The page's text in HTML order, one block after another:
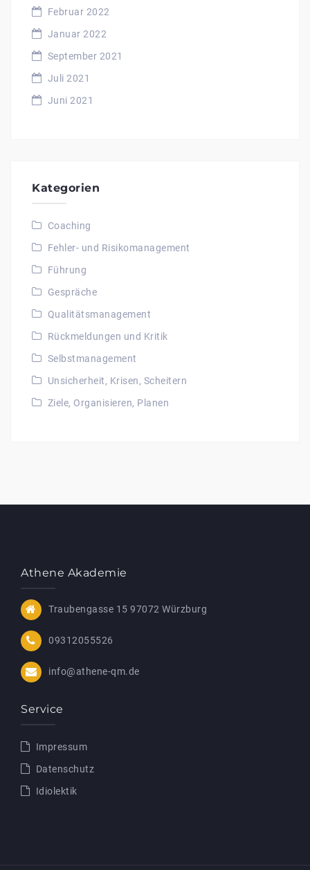
Februar 2022
Januar 2022
September 2021
Juli 2021
Juni 2021
Kategorien
Coaching
Fehler- und Risikomanagement
Führung
Gespräche
Qualitätsmanagement
Rückmeldungen und Kritik
Selbstmanagement
Unsicherheit, Krisen, Scheitern
Ziele, Organisieren, Planen
Athene Akademie
Traubengasse 15 97072 Würzburg
09312055526
info@athene-qm.de
Service
Impressum
Datenschutz
Idiolektik